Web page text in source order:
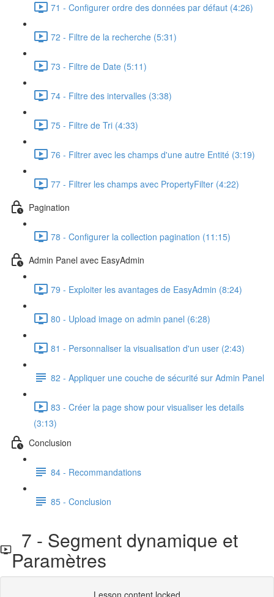
71 - Configurer ordre des données par défaut (4:26)
72 - Filtre de la recherche (5:31)
73 - Filtre de Date (5:11)
74 - Filtre des intervalles (3:38)
75 - Filtre de Tri (4:33)
76 - Filtrer avec les champs d'une autre Entité (3:19)
77 - Filtrer les champs avec PropertyFilter (4:22)
Pagination
78 - Configurer la collection pagination (11:15)
Admin Panel avec EasyAdmin
79 - Exploiter les avantages de EasyAdmin (8:24)
80 - Upload image on admin panel (6:28)
81 - Personnaliser la visualisation d'un user (2:43)
82 - Appliquer une couche de sécurité sur Admin Panel
83 - Créer la page show pour visualiser les details
(3:13)
Conclusion
84 - Recommandations
85 - Conclusion
7 - Segment dynamique et
Paramètres
Lesson content locked